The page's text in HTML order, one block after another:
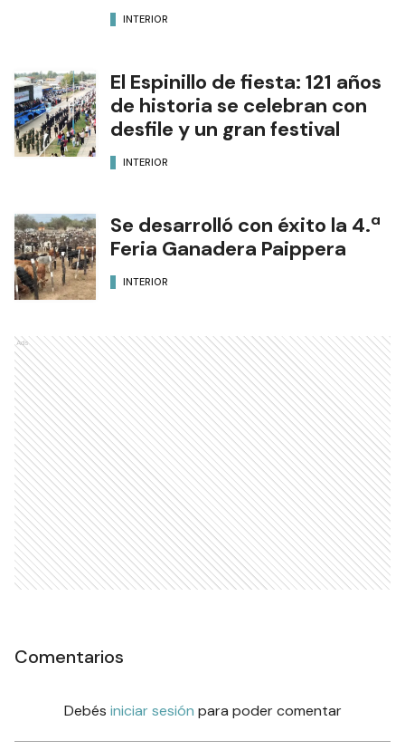
INTERIOR
El Espinillo de fiesta: 121 años
de historia se celebran con
desfile y un gran festival
INTERIOR
Se desarrolló con éxito la 4.ª
Feria Ganadera Paippera
INTERIOR
Ads
Comentarios
Debés iniciar sesión para poder comentar